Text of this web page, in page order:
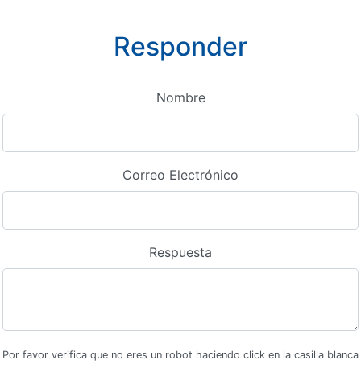
Responder
Nombre
Correo Electrónico
Respuesta
Por favor verifica que no eres un robot haciendo click en la casilla blanca